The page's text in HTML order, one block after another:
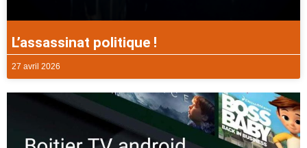
L’assassinat politique !
27 avril 2026